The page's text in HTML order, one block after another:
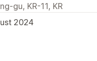
gu, KR-11, KR
2024